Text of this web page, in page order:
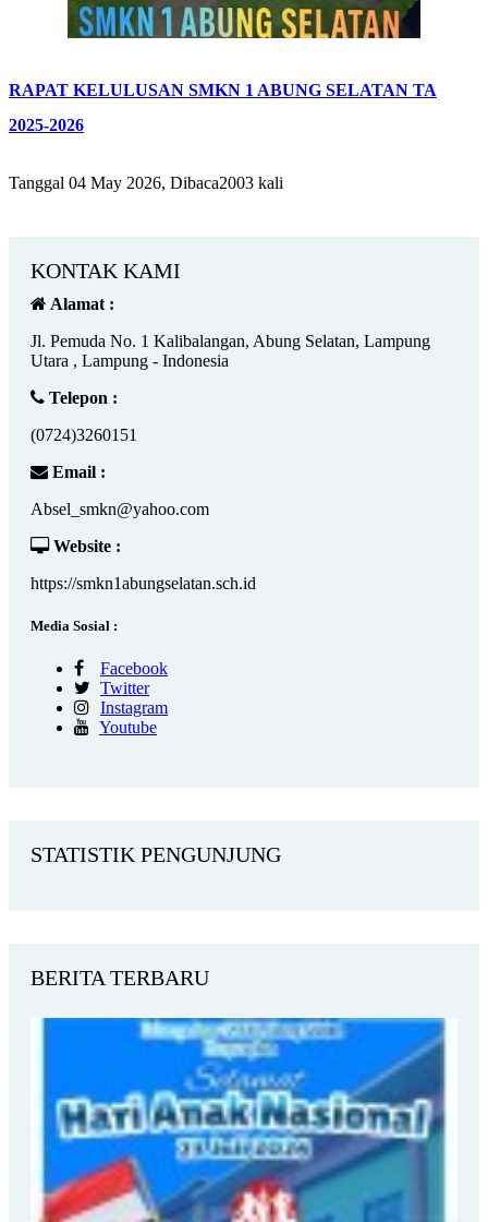
RAPAT KELULUSAN SMKN 1 ABUNG SELATAN TA
2025-2026
Tanggal 04 May 2026, Dibaca2003 kali
KONTAK KAMI
Alamat :
Jl. Pemuda No. 1 Kalibalangan, Abung Selatan, Lampung
Utara , Lampung - Indonesia
Telepon :
(0724)3260151
Email :
Absel_smkn@yahoo.com
Website :
https://smkn1abungselatan.sch.id
Media Sosial :
Facebook
Twitter
Instagram
Youtube
STATISTIK PENGUNJUNG
BERITA TERBARU